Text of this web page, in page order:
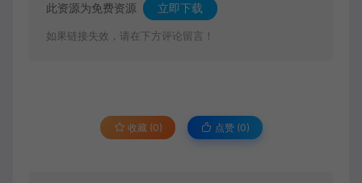
此资源为免费资源 立即下载
如果链接失效，请在下方评论留言！
收藏 (0) 点赞 (0)